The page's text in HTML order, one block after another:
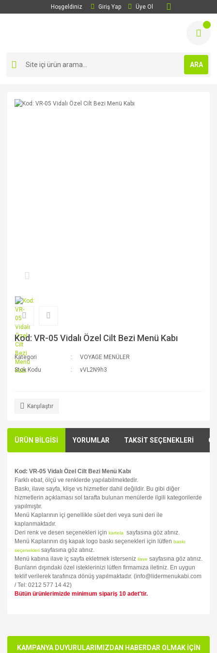
Hoşgeldiniz Giriş Yap Üye Ol
ARA
Kod: VR-05 Vidalı Özel Cilt Bezi Menü Kabı
Kategori
VOYAGE MENÜLER
Stok Kodu
vVL2N9h3
Karşılaştır
ÜRÜN BİLGİSİ YORUMLAR TAKSİT SEÇENEKLERİ
Kod: VR-05 Vidalı Özel Cilt Bezi Menü Kabı
Farklı ebat, ölçü ve renklerde yapılabilmektedir.
Baskı, ilave sayfa, klişe vs hizmetler dahil değildir. Bu gibi diğer
hizmetlerin açıklaması sol tarafta bulunan menülerde ilgili kategorilerde
yapılmıştır.
Menü Kaplarının içi genellikle süet deri veya suni deri ile
kaplanmaktadır.
Deri renk ve desen seçenekleri için kartela
sayfasına göz atınız.
Menü Kaplarının dış kapak logo baskı seçenekleri için lütfen baskı
seçenekleri sayfasına göz atınız.
Menü kabına ilave iç sayfa ekletmek isterseniz ilave sayfasına göz atınız.
Bunların dışındaki özel isteklerinizi lütfen firmamıza iletiniz. En uygun
teklif verilerek tarafınıza dönüş yapılmaktadır. (info@lidermenukabi.com
/ Tel: 0212 577 14 42)
Bütün ürünlerimizde minimum sipariş 10 adet'tir.
kullanarak tarafımıza iletebilirsiniz.
Görüş ve önerileriniz için teşekkür ederiz.
KAMPANYA DUYURULARIMIZDAN HABERDAR OLMAK İÇİN